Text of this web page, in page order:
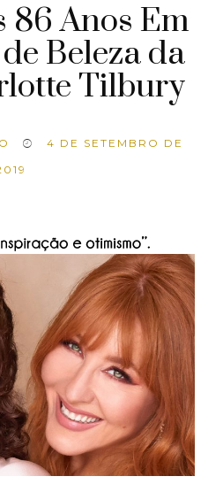
86 Anos Em
Beleza da
Tilbury
4 DE SETEMBRO DE